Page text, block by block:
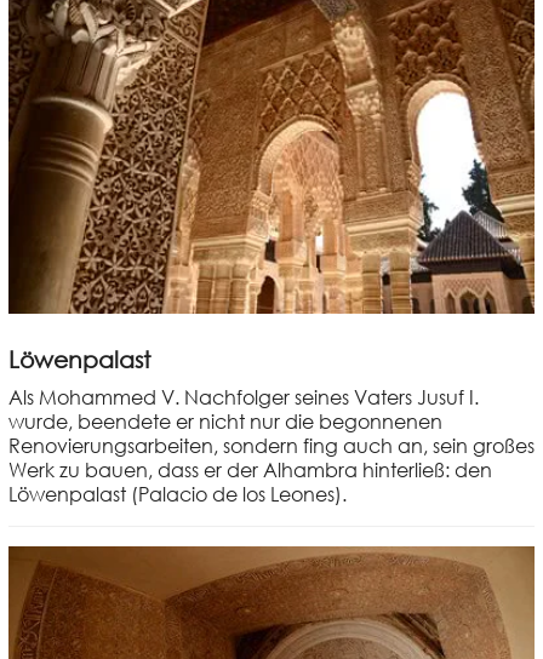
Löwenpalast
Als Mohammed V. Nachfolger seines Vaters Jusuf I.
wurde, beendete er nicht nur die begonnenen
Renovierungsarbeiten, sondern fing auch an, sein großes
Werk zu bauen, dass er der Alhambra hinterließ: den
Löwenpalast (Palacio de los Leones).